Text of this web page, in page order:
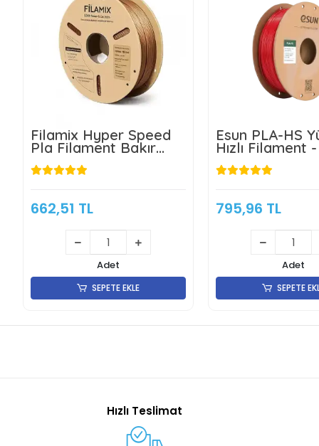
Filamix Hyper Speed
Pla Filament Bakır
1.75mm 1kg
662,51 TL
Adet
SEPETE EKLE
Esun PLA-HS
Hızlı Filament
Kırmızısı
795,96 TL
Adet
SEPETE
Hızlı Teslimat